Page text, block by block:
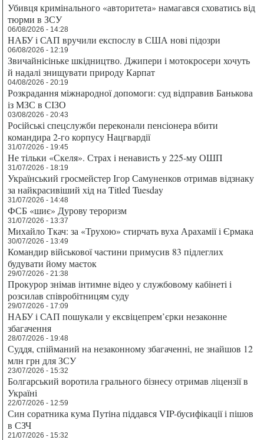
Убивця кримінального «авторитета» намагався сховатись від
тюрми в ЗСУ
06/08/2026 - 14:28
НАБУ і САП вручили експослу в США нові підозри
06/08/2026 - 12:19
Звичайнісіньке шкідництво. Джипери і мотокросери хочуть
й надалі знищувати природу Карпат
04/08/2026 - 20:19
Розкрадання міжнародної допомоги: суд відправив Банькова
із МЗС в СІЗО
03/08/2026 - 20:43
Російські спецслужби переконали пенсіонера вбити
командира 2-го корпусу Нацгвардії
31/07/2026 - 19:45
Не тільки «Скеля». Страх і ненависть у 225-му ОШП
31/07/2026 - 18:19
Український гросмейстер Ігор Самуненков отримав відзнаку
за найкрасивіший хід на Titled Tuesday
31/07/2026 - 14:48
ФСБ «шиє» Дурову тероризм
31/07/2026 - 13:37
Михайло Ткач: за «Трухою» стирчать вуха Арахамії і Єрмака
30/07/2026 - 13:49
Командир військової частини примусив 83 підлеглих
будувати йому маєток
29/07/2026 - 21:38
Прокурор знімав інтимне відео у службовому кабінеті і
розсилав співробітницям суду
29/07/2026 - 17:09
НАБУ і САП пошукали у ексвіцепрем’єрки незаконне
збагачення
28/07/2026 - 19:48
Суддя, спійманий на незаконному збагаченні, не знайшов 12
млн грн для ЗСУ
23/07/2026 - 15:32
Болгарський воротила грального бізнесу отримав ліцензії в
Україні
22/07/2026 - 12:59
Син соратника кума Путіна піддався VIP-бусифікації і пішов
в СЗЧ
21/07/2026 - 15:32